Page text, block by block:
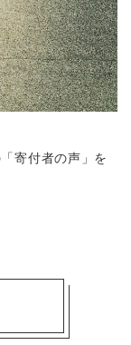
寄付者の声」を